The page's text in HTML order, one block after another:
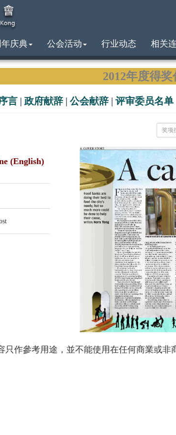
年庆典 公会活动 行业动态 相关
2012年度得奖
言 | 政府献辞 | 公会献辞 | 评审委员名单
(English)
只作參考用途，並不能使用在任何商業或